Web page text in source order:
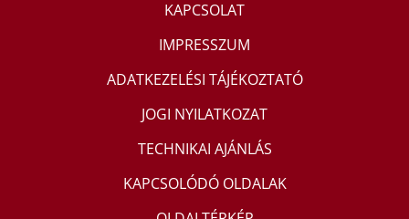
KAPCSOLAT
IMPRESSZUM
ADATKEZELÉSI TÁJÉKOZTATÓ
JOGI NYILATKOZAT
TECHNIKAI AJÁNLÁS
KAPCSOLÓDÓ OLDALAK